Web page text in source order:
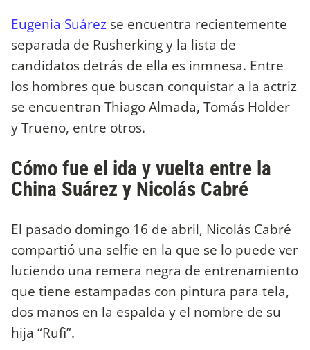
Eugenia Suárez se encuentra recientemente
separada de Rusherking y la lista de
candidatos detrás de ella es inmnesa. Entre
los hombres que buscan conquistar a la actriz
se encuentran Thiago Almada, Tomás Holder
y Trueno, entre otros.
Cómo fue el ida y vuelta entre la
China Suárez y Nicolás Cabré
El pasado domingo 16 de abril, Nicolás Cabré
compartió una selfie en la que se lo puede ver
luciendo una remera negra de entrenamiento
que tiene estampadas con pintura para tela,
dos manos en la espalda y el nombre de su
hija “Rufi”.